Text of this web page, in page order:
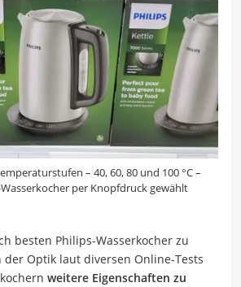
– 40, 60, 80 und 100 °C –
per Knopfdruck gewählt
besten Philips-Wasserkocher zu
Optik laut diversen Online-Tests
weitere Eigenschaften zu